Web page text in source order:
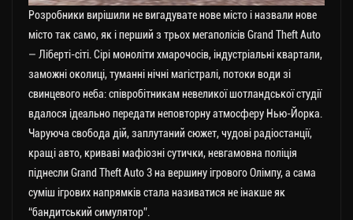
Розробники вирішили не вигадувате нове місто і назвали нове
місто так само, як і перший з трьох мегаполісів Grand Theft Auto
— Ліберті-сіті. Сірі моноліти хмарочосів, індустріальні квартали,
заможні околиці, туманні нічні магістралі, потоки води зі
свинцевого неба: співробітникам невеликої шотландської студії
вдалося ідеально передати неповторну атмосферу Нью-Йорка.
Чаруюча свобода дій, заплутаний сюжет, чудові радіостанції,
кращі авто, криваві мафіозні сутички, невгамовна поліція
піднесли Grand Theft Auto 3 на вершину ігрового Олімпу, а сама
суміш ігрових напрямків стала називатися не інакше як
“бандитський симулятор”.